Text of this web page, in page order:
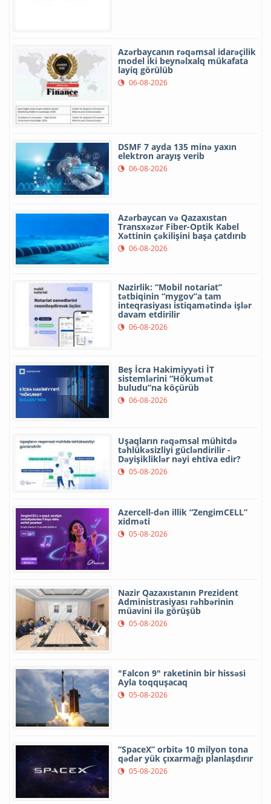
Azərbaycanın rəqəmsal idarəçilik
model iki beynəlxalq mükafata
layiq görülüb
06-08-2026
DSMF 7 ayda 135 minə yaxın
elektron arayış verib
06-08-2026
Azərbaycan və Qazaxıstan
Transxəzər Fiber-Optik Kabel
Xəttinin çəkilişini başa çatdırıb
06-08-2026
Nazirlik: “Mobil notariat”
tətbiqinin “mygov”a tam
inteqrasiyası istiqamətində işlər
davam etdirilir
06-08-2026
Beş İcra Hakimiyyəti İT
sistemlərini “Hökumət
buludu”na köçürüb
06-08-2026
Uşaqların rəqəmsal mühitdə
təhlükəsizliyi gücləndirilir -
Dəyişikliklər nəyi ehtiva edir?
05-08-2026
Azercell-dən illik “ZengimCELL”
xidməti
05-08-2026
Nazir Qazaxıstanın Prezident
Administrasiyası rəhbərinin
müavini ilə görüşüb
05-08-2026
"Falcon 9" raketinin bir hissəsi
Ayla toqquşacaq
05-08-2026
“SpaceX” orbitə 10 milyon tona
qədər yük çıxarmağı planlaşdırır
05-08-2026